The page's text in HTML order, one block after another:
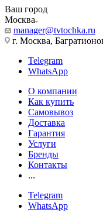
Ваш город
Москва
manager@tvtochka.ru
г. Москва,
Telegram
WhatsApp
О компании
Как купить
Самовывоз
Доставка
Гарантия
Услуги
Бренды
Контакты
...
Telegram
WhatsApp